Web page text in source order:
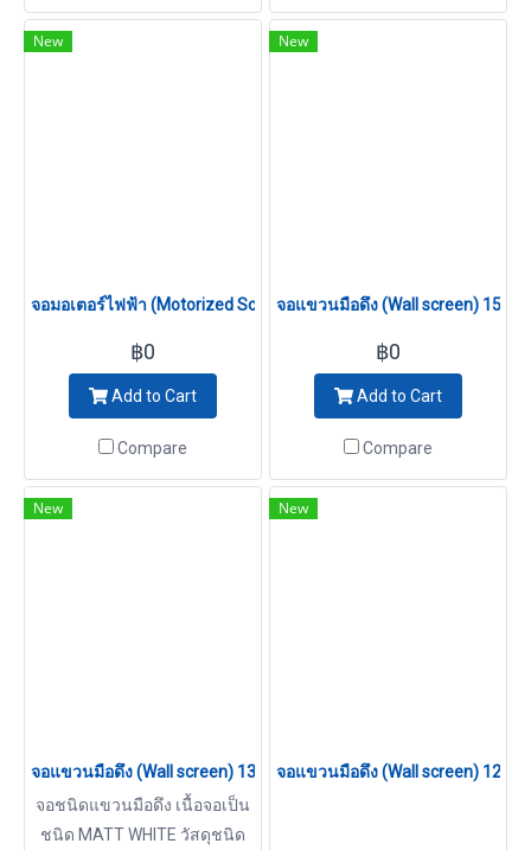
New
จอมอเตอร์ไฟฟ้า (Motorized Screen) 100 นิ้ว (4:3)
฿0
Add to Cart
Compare
New
จอแขวนมือดึง (Wall screen) 150 นิ้
฿0
Add to Cart
Compare
New
จอแขวนมือดึง (Wall screen) 135 นิ้ว (4:3)
จอชนิดแขวนมือดึง เนื้อจอเป็น
ชนิด MATT WHITE วัสดุชนิด
New
จอแขวนมือดึง (Wall screen) 120 นิ้